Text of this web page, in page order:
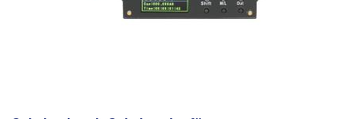
ausgefeilten PC-Software kann das Stromversorgungsmodul auch